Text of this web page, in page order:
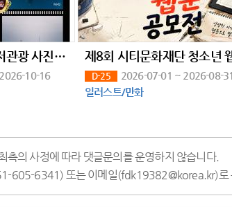
2026 제4회 해양레저관광 사진 공모전
10-16
D-25
2026-07-01 ~ 2026-08-31
일러스트/만화
측의 사정에 따라 댓글문의를 운영하지 않습니다.
605-6341) 또는 이메일(fdk19382@korea.kr)로